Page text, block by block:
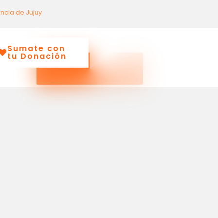
de Jujuy
Sumate con
tu Donación